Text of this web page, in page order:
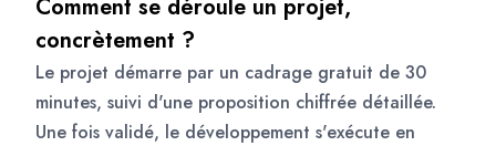
Comment se déroule un projet,
concrètement ?
Le projet démarre par un cadrage gratuit de 30
minutes, suivi d'une proposition chiffrée détaillée.
Une fois validé, le développement s'exécute en